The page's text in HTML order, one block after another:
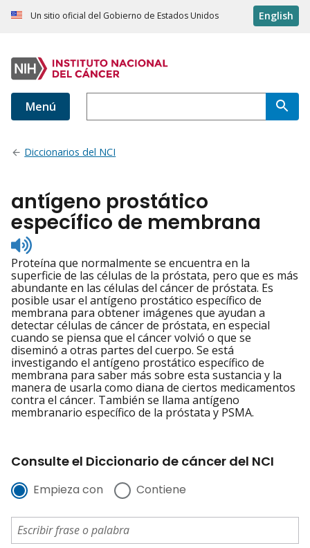
Un sitio oficial del Gobierno de Estados Unidos English
Menú
Diccionarios del NCI
antígeno prostático
específico de membrana
Listen
to
pronunciation
Proteína que normalmente se encuentra en la
superficie de las células de la próstata, pero que es más
abundante en las células del cáncer de próstata. Es
posible usar el antígeno prostático específico de
membrana para obtener imágenes que ayudan a
detectar células de cáncer de próstata, en especial
cuando se piensa que el cáncer volvió o que se
diseminó a otras partes del cuerpo. Se está
investigando el antígeno prostático específico de
membrana para saber más sobre esta sustancia y la
manera de usarla como diana de ciertos medicamentos
contra el cáncer. También se llama antígeno
membranario específico de la próstata y PSMA.
Consulte el Diccionario de cáncer del NCI
Empieza con Contiene